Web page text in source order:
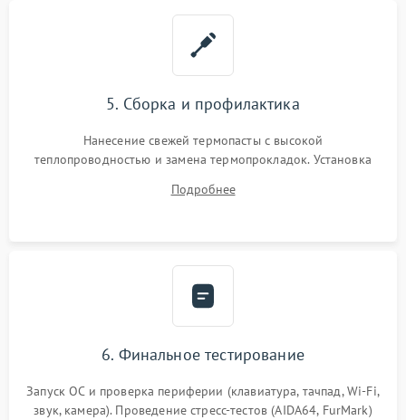
5. Сборка и профилактика
Нанесение свежей термопасты с высокой
теплопроводностью и замена термопрокладок. Установка
шлейфов, модулей памяти и накопителей. Предварительная
Подробнее
6. Финальное тестирование
Запуск ОС и проверка периферии (клавиатура, тачпад, Wi-Fi,
звук, камера). Проведение стресс-тестов (AIDA64, FurMark)